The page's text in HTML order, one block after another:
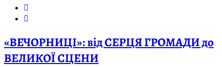
«ВЕЧОРНИЦІ»: від СЕРЦЯ ГРОМАДИ до
ВЕЛИКОЇ СЦЕНИ